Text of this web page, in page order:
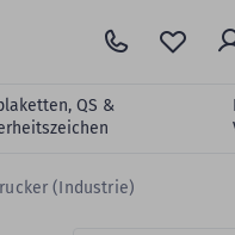
QS &
(Industrie)